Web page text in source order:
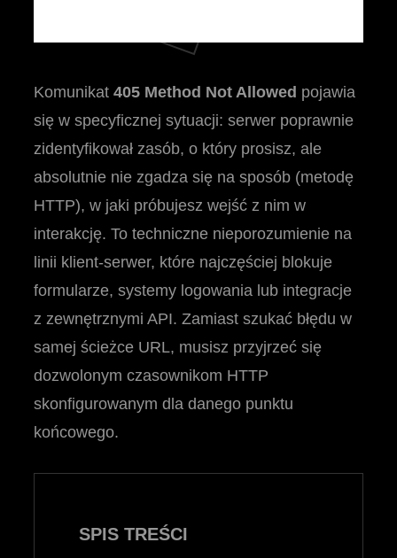
Komunikat 405 Method Not Allowed pojawia
się w specyficznej sytuacji: serwer poprawnie
zidentyfikował zasób, o który prosisz, ale
absolutnie nie zgadza się na sposób (metodę
HTTP), w jaki próbujesz wejść z nim w
interakcję. To techniczne nieporozumienie na
linii klient-serwer, które najczęściej blokuje
formularze, systemy logowania lub integracje
z zewnętrznymi API. Zamiast szukać błędu w
samej ścieżce URL, musisz przyjrzeć się
dozwolonym czasownikom HTTP
skonfigurowanym dla danego punktu
końcowego.
SPIS TREŚCI